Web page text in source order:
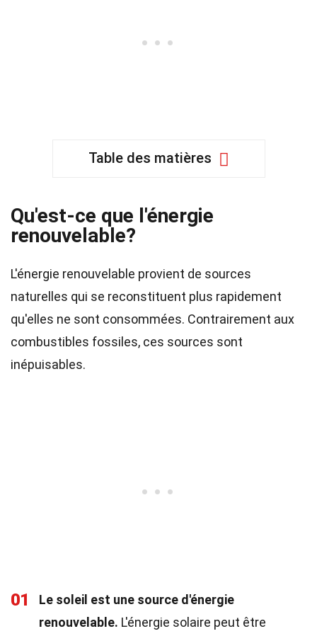
Table des matières
Qu'est-ce que l'énergie
renouvelable?
L'énergie renouvelable provient de sources
naturelles qui se reconstituent plus rapidement
qu'elles ne sont consommées. Contrairement aux
combustibles fossiles, ces sources sont
inépuisables.
01
Le soleil est une source d'énergie
renouvelable. L'énergie solaire peut être